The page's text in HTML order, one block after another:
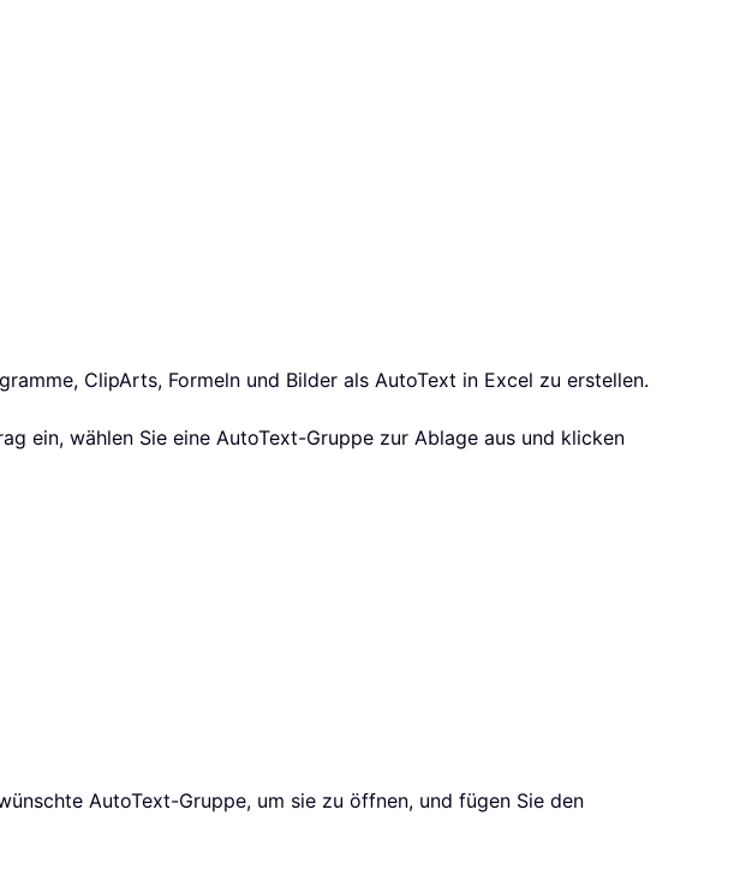
ClipArts, Formeln und Bilder als AutoText in Excel zu erstellen.
ein, wählen Sie eine AutoText-Gruppe zur Ablage aus und klicken
AutoText-Gruppe, um sie zu öffnen, und fügen Sie den